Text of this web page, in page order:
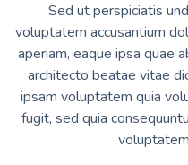
Sed ut perspiciatis
voluptatem accusantium
aperiam, eaque ipsa quae
architecto beatae vitae
ipsam voluptatem quia
fugit, sed quia